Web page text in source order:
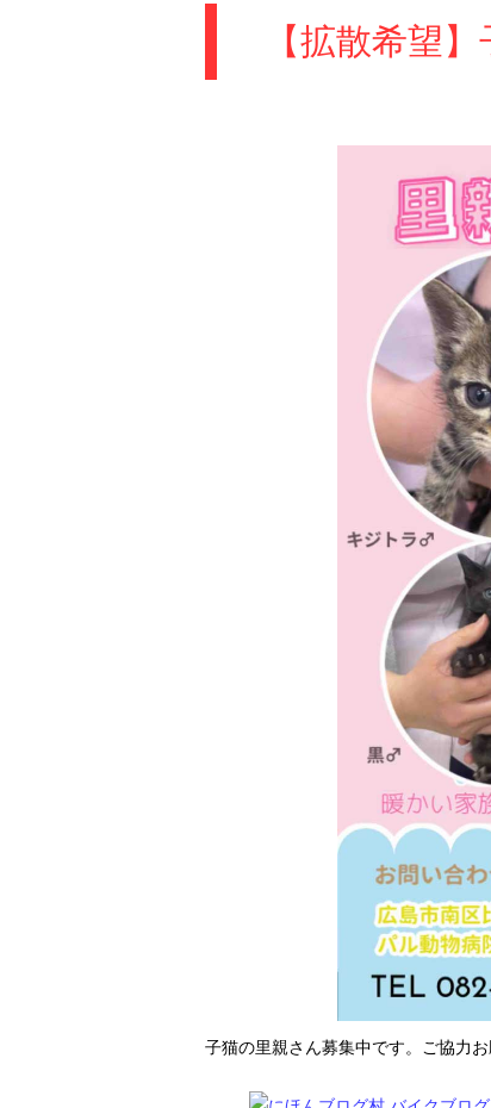
【拡散希望
子猫の里親さん募集中です。ご協力お